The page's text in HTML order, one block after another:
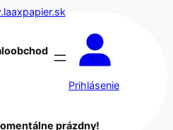
Prihlásenie
prázdny!